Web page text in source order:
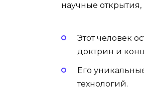
научные
Этот человек
доктрин и
Его
технологий.